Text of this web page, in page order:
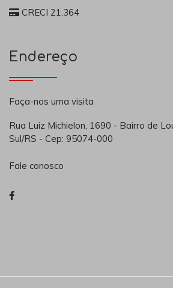
CRECI 21.364
Endereço
Faça-nos uma visita
Rua Luiz Michielon, 1690 - Bairro de
Sul/RS - Cep: 95074-000
Fale conosco